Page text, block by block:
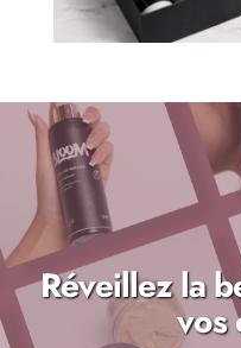
Réveillez la
vos